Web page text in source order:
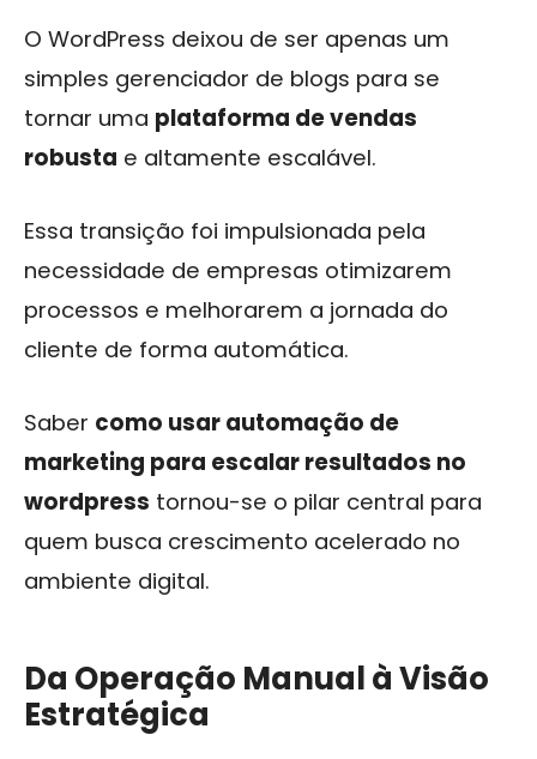
O WordPress deixou de ser apenas um
simples gerenciador de blogs para se
tornar uma plataforma de vendas
robusta e altamente escalável.
Essa transição foi impulsionada pela
necessidade de empresas otimizarem
processos e melhorarem a jornada do
cliente de forma automática.
Saber como usar automação de
marketing para escalar resultados no
wordpress tornou-se o pilar central para
quem busca crescimento acelerado no
ambiente digital.
Da Operação Manual à Visão
Estratégica